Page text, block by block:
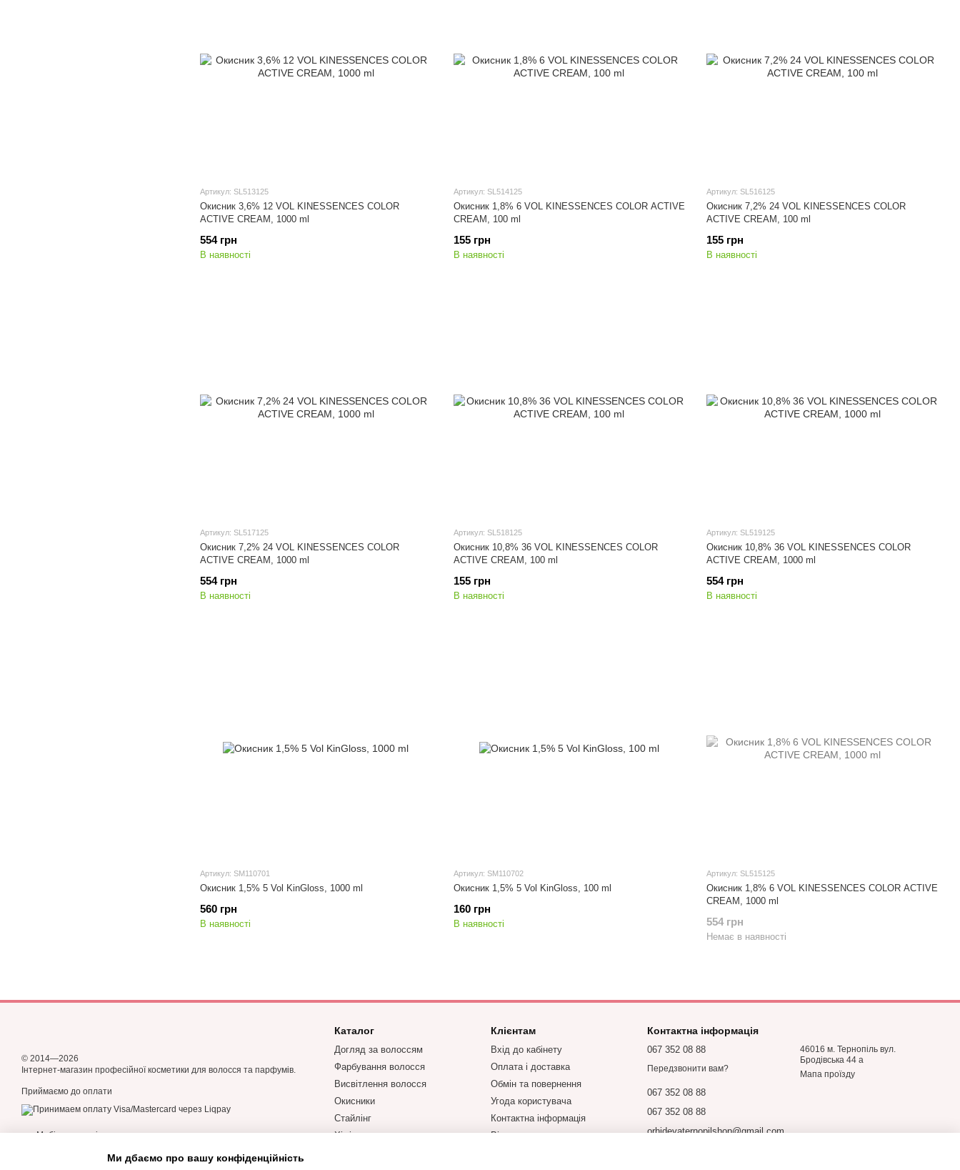
Артикул: SL513125
Окисник 3,6% 12 VOL KINESSENCES COLOR
ACTIVE CREAM, 1000 ml
554 грн
В наявності
Артикул: SL514125
Окисник 1,8% 6 VOL KINESSENCES COLOR ACTIVE
CREAM, 100 ml
155 грн
В наявності
Артикул: SL516125
Окисник 7,2% 24 VOL KINESSENCES COLOR
ACTIVE CREAM, 100 ml
155 грн
В наявності
Артикул: SL517125
Окисник 7,2% 24 VOL KINESSENCES COLOR
ACTIVE CREAM, 1000 ml
554 грн
В наявності
Артикул: SL518125
Окисник 10,8% 36 VOL KINESSENCES COLOR
ACTIVE CREAM, 100 ml
155 грн
В наявності
Артикул: SL519125
Окисник 10,8% 36 VOL KINESSENCES COLOR
ACTIVE CREAM, 1000 ml
554 грн
В наявності
Артикул: SM110701
Окисник 1,5% 5 Vol KinGloss, 1000 ml
560 грн
В наявності
Артикул: SM110702
Окисник 1,5% 5 Vol KinGloss, 100 ml
160 грн
В наявності
Артикул: SL515125
Окисник 1,8% 6 VOL KINESSENCES COLOR ACTIVE
CREAM, 1000 ml
554 грн
Немає в наявності
© 2014—2026
Інтернет-магазин професійної косметики для волосся та парфумів.
Приймаємо до оплати
Мобільна версія
Каталог
Догляд за волоссям
Фарбування волосся
Висвітлення волосся
Окисники
Стайлінг
Хімічна завивка та
Клієнтам
Вхід до кабінету
Оплата і доставка
Обмін та повернення
Угода користувача
Контактна інформація
Відгуки про магазин
Контактна інформація
067 352 08 88
Передзвонити вам?
067 352 08 88
067 352 08 88
orhideyaternopilshop@gmail.com
46016 м. Тернопіль вул.
Бродівська 44 а
Мапа проїзду
Ми дбаємо про вашу конфіденційність